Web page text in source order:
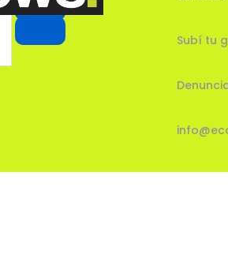
Subí tu